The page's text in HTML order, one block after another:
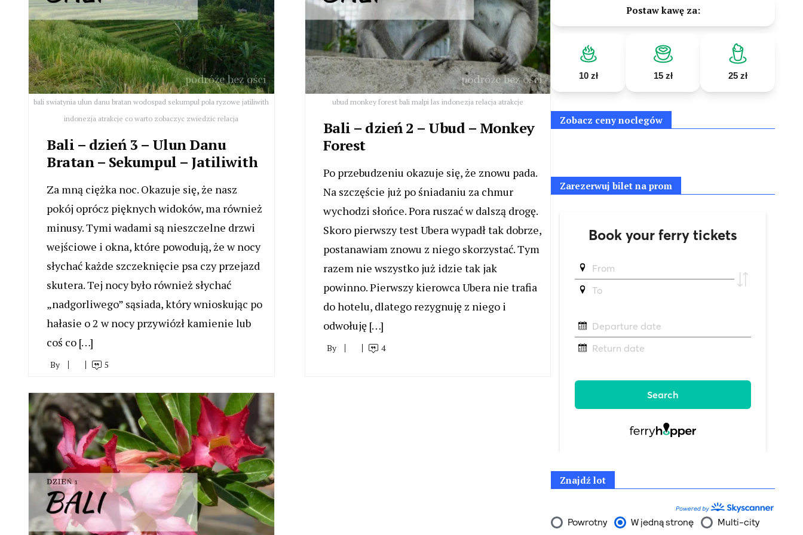
bali swiatynia ulun danu bratan wodospad sekumpul pola ryzowe jatiliwith
indonezja atrakcje co warto zobaczyc zwiedzic relacja
Bali – dzień 3 – Ulun Danu
Bratan – Sekumpul – Jatiliwith
Za mną ciężka noc. Okazuje się, że nasz
pokój oprócz pięknych widoków, ma również
minusy. Tymi wadami są nieszczelne drzwi
wejściowe i okna, które powodują, że w nocy
słychać każde szczeknięcie psa czy przejazd
skutera. Tej nocy było również słychać
„nadgorliwego” sąsiada, który wnioskując po
hałasie o 2 w nocy przywiózł kamienie lub
coś co […]
By 5
ubud monkey forest bali malpi las indonezja relacja atrakcje
Bali – dzień 2 – Ubud – Monkey
Forest
Po przebudzeniu okazuje się, że znowu pada.
Na szczęście już po śniadaniu za chmur
wychodzi słońce. Pora ruszać w dalszą drogę.
Skoro pierwszy test Ubera wypadł tak dobrze,
postanawiam znowu z niego skorzystać. Tym
razem nie wszystko już idzie tak jak
powinno. Pierwszy kierowca Ubera nie trafia
do hotelu, dlatego rezygnuję z niego i
odwołuję […]
By 4
Postaw kawę za:
10 zł 15 zł 25 zł
Zobacz ceny noclegów
Zarezerwuj bilet na prom
Znajdź lot